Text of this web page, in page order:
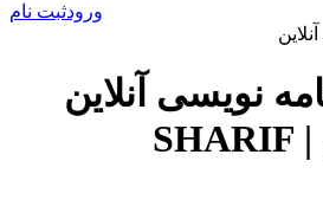
ورودثبت نام
نویسی آنلاین
شریف کدجم | SHARIF